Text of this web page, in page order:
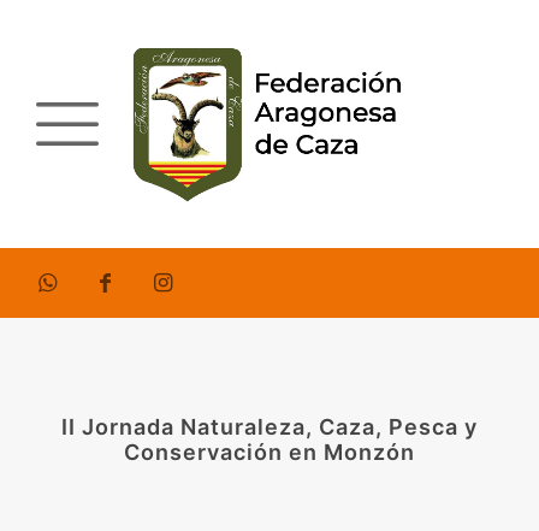
II Jornada Naturaleza, Caza, Pesca y
Conservación en Monzón